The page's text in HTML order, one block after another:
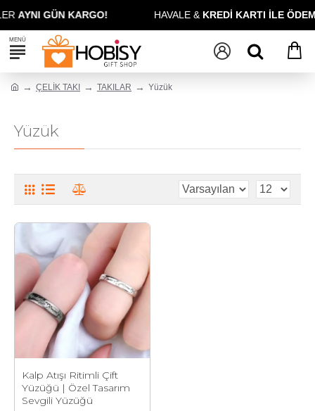
AYNI GÜN KARGO! HAVALE &KREDİ KARTI İLE
ÇELİK TAKI TAKILAR Yüzük
Yüzük
Kalp Atışı Ritimli Çift
Yüzüğü | Özel Tasarım
Sevgili Yüzüğü